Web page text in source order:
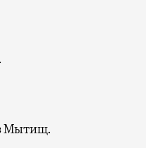
Мытищ.